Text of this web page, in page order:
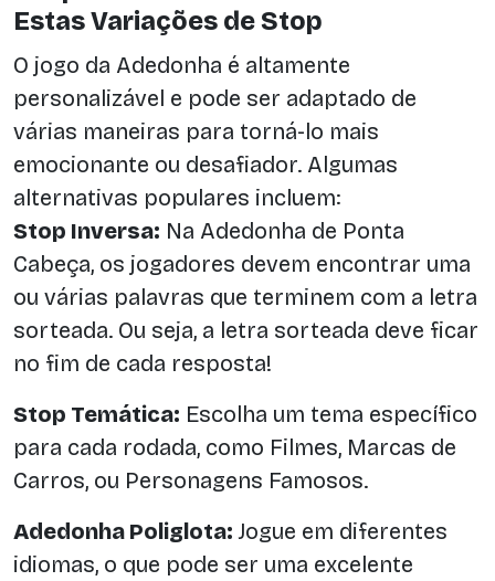
Estas Variações de Stop
O jogo da Adedonha é altamente
personalizável e pode ser adaptado de
várias maneiras para torná-lo mais
emocionante ou desafiador. Algumas
alternativas populares incluem:
Stop Inversa: Na Adedonha de Ponta
Cabeça, os jogadores devem encontrar uma
ou várias palavras que terminem com a letra
sorteada. Ou seja, a letra sorteada deve ficar
no fim de cada resposta!
Stop Temática: Escolha um tema específico
para cada rodada, como Filmes, Marcas de
Carros, ou Personagens Famosos.
Adedonha Poliglota: Jogue em diferentes
idiomas, o que pode ser uma excelente